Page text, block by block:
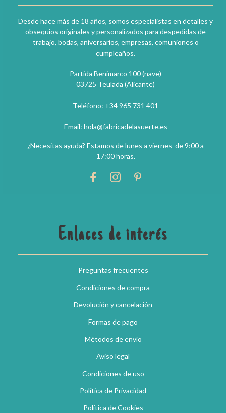
Desde hace más de 18 años, somos especialistas en detalles y
obsequios originales y personalizados para despedidas de
trabajo, bodas, aniversarios, empresas, comuniones o
cumpleaños.
Partida Benimarco 100 (nave)
03725 Teulada (Alicante)
Teléfono: +34 965 731 401
Email: hola@fabricadelasuerte.es
¿Necesitas ayuda? Estamos de lunes a viernes de 9:00 a
17:00 horas.
Enlaces de interés
Preguntas frecuentes
Condiciones de compra
Devolución y cancelación
Formas de pago
Métodos de envío
Aviso legal
Condiciones de uso
Política de Privacidad
Política de Cookies